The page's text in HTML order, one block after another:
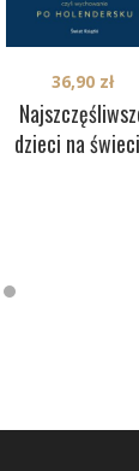
dzieci na
36,90 zł